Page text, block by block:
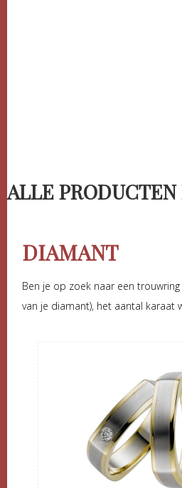
ALLE
DIAMANT
Ben je op zoek naar een
van je diamant), het aantal